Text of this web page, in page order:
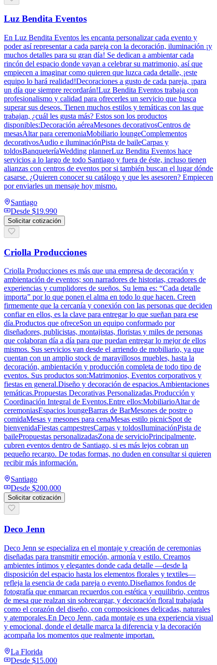
Luz Bendita Eventos
En Luz Bendita Eventos les encanta personalizar cada evento y
poder así representar a cada pareja con la decoración, iluminación ¡y
muchos detalles para su gran día! Se dedican a ambientar cada
rincón del espacio donde vayan a celebrar su matrimonio, así que
empiecen a imaginar como quieren que luzca cada detalle, ¡este
equipo lo hará realidad!Decoraciones a gusto de cada pareja, ¡para
un día que siempre recordarán!Luz Bendita Eventos trabaja con
profesionalismo y calidad para ofrecerles un servicio que busca
superar sus deseos. Tienen muchos estilos y temáticas con las que
trabajan, ¿cuál les gusta más? Estos son los productos
disponibles:Decoración aéreaMesones decorativosCentros de
mesasAltar para ceremoniaMobiliario loungeComplementos
decorativosAudio e iluminaciónPista de baileCarpas y
toldosBanqueteríaWedding plannerLuz Bendita Eventos hace
servicios a lo largo de todo Santiago y fuera de éste, incluso tienen
alianzas con centros de eventos por si también buscan el lugar dónde
casarse. ¿Quieren conocer su catálogo y que les asesoren? Empiecen
por enviarles un mensaje hoy mismo.
Santiago
Desde $19.990
Solicitar cotización
Criolla Producciones
Criolla Producciones es más que una empresa de decoración y
ambientación de eventos; son narradores de historias, creadores de
experiencias y cumplidores de sueños. Su lema es: “Cada detalle
importa” por lo que ponen el alma en todo lo que hacen. Creen
firmemente que la cercanía y conexión con las personas que deciden
confiar en ellos, es la clave para entregar lo que sueñan para ese
día.Productos que ofreceSon un equipo conformado por
diseñadores, publicistas, montajistas, floristas y miles de personas
que colaboran día a día para que puedan entregar lo mejor de ellos
mismos. Sus servicios van desde el arriendo de mobiliario, ya que
cuentan con un amplio stock de maravillosos muebles, hasta la
decoración, ambientación y producción completa de todo tipo de
eventos. Sus productos son:Matrimonios, Eventos corporativos y
fiestas en general.Diseño y decoración de espacios.Ambientaciones
temáticas.Propuestas Decorativas Personalizadas.Producción y
Coordinación Integral de Eventos.Entre ellos:MobiliarioAltar de
ceremoniasEspacios loungeBarras de BarMesones de postre o
comidaMesas y mesones para cenaMesas estilo picnicSpot de
bienvenidaFiestas campestresCarpas y toldosIluminaciónPista de
bailePropuestas personalizadasZona de servicioPrincipalmente,
cubren eventos dentro de Santiago, si es más lejos cobran un
pequeño recargo. De todas formas, no duden en consultar si quieren
recibir más información.
Santiago
Desde $200.000
Solicitar cotización
Deco Jenn
Deco Jenn se especializa en el montaje y creación de ceremonias
diseñadas para transmitir emoción, armonía y estilo. Creamos
ambientes íntimos y elegantes donde cada detalle —desde la
disposición del espacio hasta los elementos florales y textiles—
refleja la esencia de cada pareja o evento.Diseñamos fondos de
fotografía que enmarcan recuerdos con estética y equilibrio, centros
de mesa que realzan sin sobrecargar, y decoración floral trabajada
como el corazón del diseño, con composiciones delicadas, naturales
y atemporales.En Deco Jenn, cada montaje es una experiencia visual
y emocional, donde el detalle marca la diferencia y la decoración
acompaña los momentos que realmente importan.
La Florida
Desde $15.000